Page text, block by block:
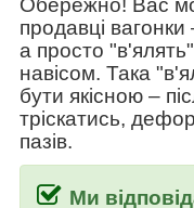
Обережно! Вас
продавці вагонки
а просто "в'ялять"
навісом. Така
бути якісною –
тріскатись,
пазів.
Ми